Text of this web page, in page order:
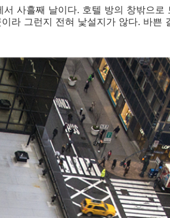
서 사흘째 날이다. 호텔 방의 창밖으
라 그런지 전혀 낯설지가 않다. 바쁜